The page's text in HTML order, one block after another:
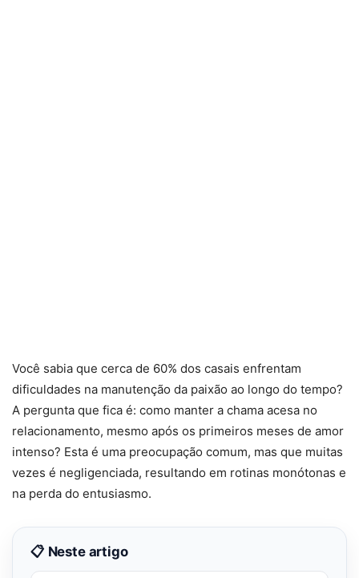
Você sabia que cerca de 60% dos casais enfrentam
dificuldades na manutenção da paixão ao longo do tempo?
A pergunta que fica é: como manter a chama acesa no
relacionamento, mesmo após os primeiros meses de amor
intenso? Esta é uma preocupação comum, mas que muitas
vezes é negligenciada, resultando em rotinas monótonas e
na perda do entusiasmo.
📋 Neste artigo